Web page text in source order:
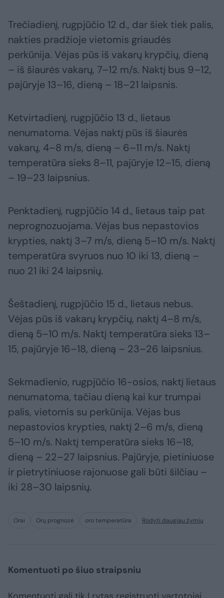
Trečiadienį, rugpjūčio 12 d., dar šiek tiek palis,
nakties pradžioje vietomis griaudės
perkūnija. Vėjas pūs iš vakarų krypčių, dieną
– iš šiaurės vakarų, 7–12 m/s. Naktį bus 9–12,
pajūryje 13–16, dieną – 18–21 laipsnis.
Ketvirtadienį, rugpjūčio 13 d., lietaus
nenumatoma. Vėjas naktį pūs iš šiaurės
vakarų, 4–8 m/s, dieną – 6–11 m/s. Naktį
temperatūra sieks 8–11, pajūryje 12–15, dieną
– 19–23 laipsnius.
Penktadienį, rugpjūčio 14 d., lietaus taip pat
neprognozuojama. Vėjas bus nepastovios
krypties, naktį 3–7 m/s, dieną 5–10 m/s. Naktį
temperatūra svyruos nuo 10 iki 13, dieną –
nuo 21 iki 24 laipsnių.
Šeštadienį, rugpjūčio 15 d., lietaus nebus.
Vėjas pūs iš vakarų krypčių, naktį 4–8 m/s,
dieną 5–10 m/s. Naktį temperatūra sieks 13–
15, pajūryje 16–18, dieną – 23–26 laipsnius.
Sekmadienio, rugpjūčio 16-osios, naktį lietaus
nenumatoma, tačiau dieną kai kur trumpai
palis, vietomis su perkūnija. Vėjas bus
nepastovios krypties, naktį 2–6 m/s, dieną
5–10 m/s. Naktį temperatūra sieks 16–18,
dieną – 22–27 laipsnius. Pajūryje, pietiniuose
ir pietrytiniuose rajonuose gali būti šilčiau –
iki 28–30 laipsnių.
Orai Orų prognozė oro temperatūra Rodyti daugiau žymių
Komentuoti po šiuo straipsniu